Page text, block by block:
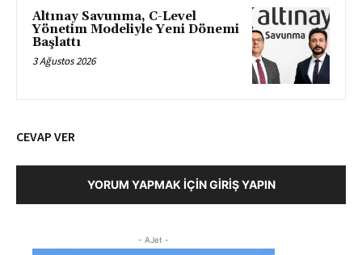
Altınay Savunma, C-Level
Yönetim Modeliyle Yeni Dönemi
Başlattı
3 Ağustos 2026
CEVAP VER
YORUM YAPMAK İÇIN GIRIŞ YAPIN
- AJet -